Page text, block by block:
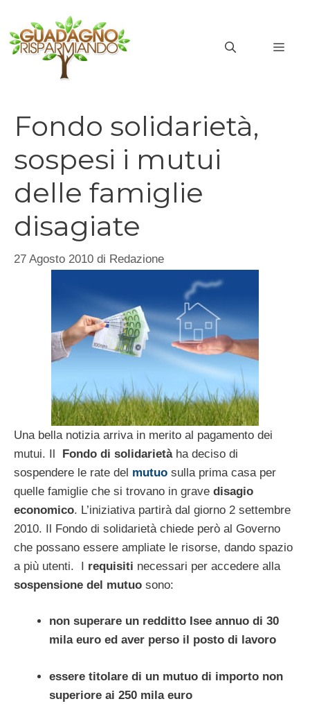
contenuto
Fondo solidarietà,
sospesi i mutui
delle famiglie
disagiate
27 Agosto 2010 di Redazione
Una bella notizia arriva in merito al pagamento dei
mutui. Il
Fondo di solidarietàha deciso di
sospendere le rate del mutuo sulla prima casa per
quelle famiglie che si trovano in grave disagio
economico. L’iniziativa partirà dal giorno 2 settembre
2010. Il Fondo di solidarietà chiede però al Governo
che possano essere ampliate le risorse, dando spazio
a più utenti. I requisiti necessari per accedere alla
sospensione del mutuo sono:
non superare un redditto Isee annuo di 30
mila euro ed aver perso il posto di lavoro
essere titolare di un mutuo di importo non
superiore ai 250 mila euro